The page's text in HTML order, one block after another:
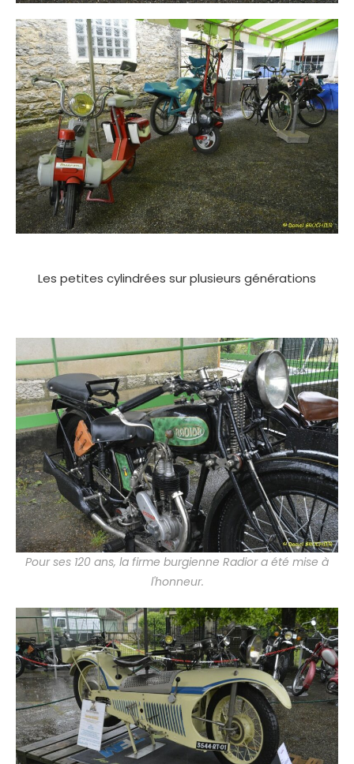
Les petites cylindrées sur plusieurs générations
Pour ses 120 ans, la firme burgienne Radior a été mise à
l'honneur.